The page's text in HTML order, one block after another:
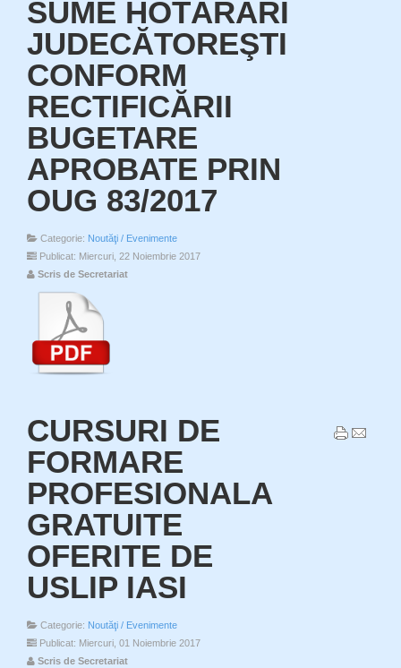
SUME HOTĂRÂRI
JUDECĂTOREŞTI
CONFORM
RECTIFICĂRII
BUGETARE
APROBATE PRIN
OUG 83/2017
Categorie: Noutăţi / Evenimente
Publicat: Miercuri, 22 Noiembrie 2017
Scris de Secretariat
CURSURI DE
FORMARE
PROFESIONALA
GRATUITE
OFERITE DE
USLIP IASI
Categorie: Noutăţi / Evenimente
Publicat: Miercuri, 01 Noiembrie 2017
Scris de Secretariat